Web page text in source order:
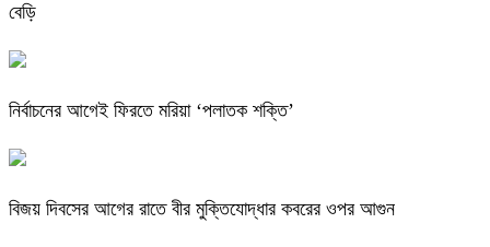
বেড়ি
নির্বাচনের আগেই ফিরতে মরিয়া ‘পলাতক শক্তি’
বিজয় দিবসের আগের রাতে বীর মুক্তিযোদ্ধার কবরের ওপর আগুন